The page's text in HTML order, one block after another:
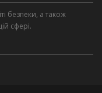
безпеки, а також
сфері.